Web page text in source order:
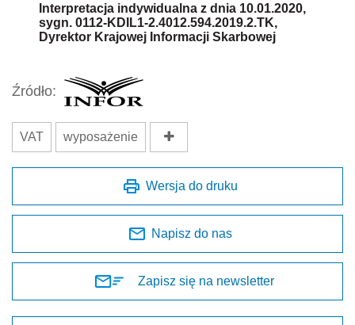
Interpretacja indywidualna z dnia 10.01.2020,
sygn. 0112-KDIL1-2.4012.594.2019.2.TK,
Dyrektor Krajowej Informacji Skarbowej
Źródło:
VAT wyposażenie
Wersja do druku
Napisz do nas
Zapisz się na newsletter